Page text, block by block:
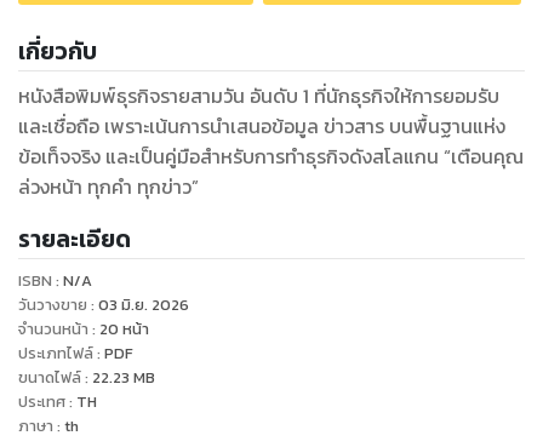
เกี่ยวกับ
หนังสือพิมพ์ธุรกิจรายสามวัน อันดับ 1 ที่นักธุรกิจให้การยอมรับ
และเชื่อถือ เพราะเน้นการนำเสนอข้อมูล ข่าวสาร บนพื้นฐานแห่ง
ข้อเท็จจริง และเป็นคู่มือสำหรับการทำธุรกิจดังสโลแกน “เตือนคุณ
ล่วงหน้า ทุกคำ ทุกข่าว”
รายละเอียด
ISBN : N/A
วันวางขาย : 03 มิ.ย. 2026
จำนวนหน้า : 20 หน้า
ประเภทไฟล์: PDF
ขนาดไฟล์: 22.23 MB
ประเทศ: TH
ภาษา : th